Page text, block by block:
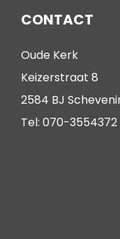
CONTACT
Oude Kerk
Keizerstraat 8
2584 BJ
Tel: 070-3554372